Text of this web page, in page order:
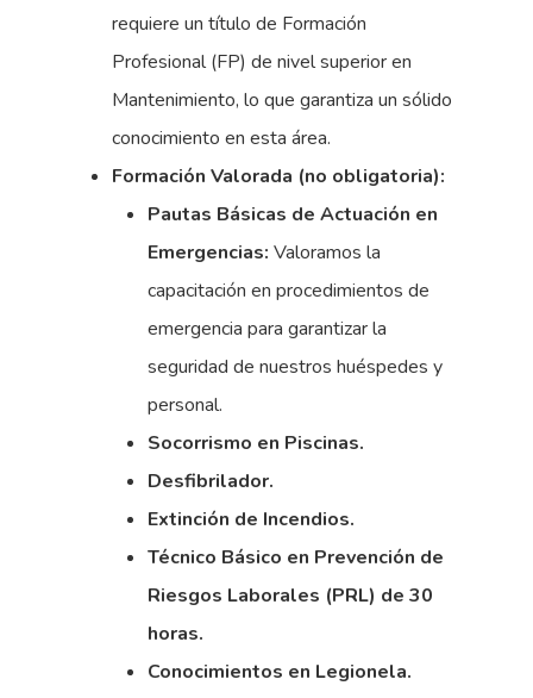
requiere un título de Formación
Profesional (FP) de nivel superior en
Mantenimiento, lo que garantiza un sólido
conocimiento en esta área.
Formación Valorada (no obligatoria):
Pautas Básicas de Actuación en
Emergencias: Valoramos la
capacitación en procedimientos de
emergencia para garantizar la
seguridad de nuestros huéspedes y
personal.
Socorrismo en Piscinas.
Desfibrilador.
Extinción de Incendios.
Técnico Básico en Prevención de
Riesgos Laborales (PRL) de 30
horas.
Conocimientos en Legionela.